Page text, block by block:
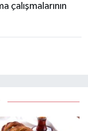
çalışmalarının